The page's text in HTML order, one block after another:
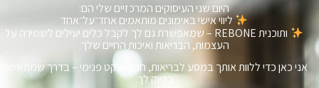
היום שני העיסוקים המרכזיים שלי הם:
ליווי אישי באימונים מותאמים אחד־על־אחד
ותוכנית REBONE – שמאפשרת גם לך לקבל כלים יעילים לשמירה על
העצמות, הבריאות ואיכות החיים שלך.
אני כאן כדי ללוות אותך במסע לבריאות, חוסן ושקט פנימי – בדרך שמתאימה
בדיוק לך.